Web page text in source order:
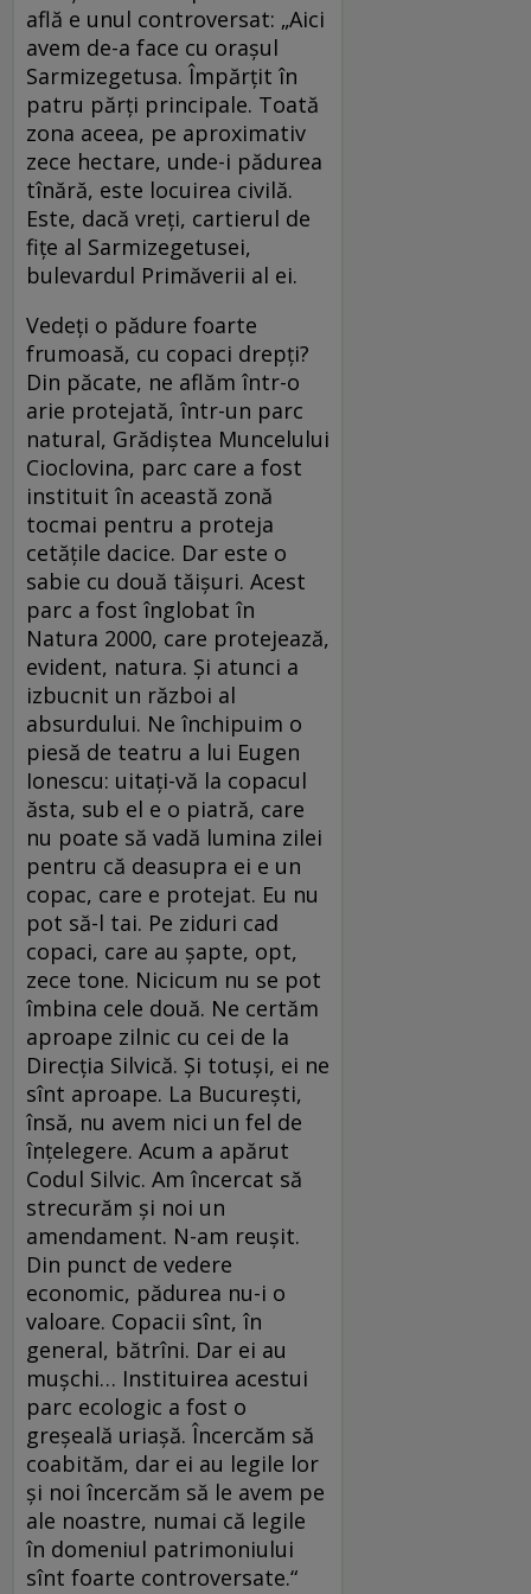
află e unul controversat: „Aici
avem de-a face cu oraşul
Sarmizegetusa. Împărţit în
patru părţi principale. Toată
zona aceea, pe aproximativ
zece hectare, unde-i pădurea
tînără, este locuirea civilă.
Este, dacă vreţi, cartierul de
fiţe al Sarmizegetusei,
bulevardul Primăverii al ei.
Vedeţi o pădure foarte
frumoasă, cu copaci drepţi?
Din păcate, ne aflăm într-o
arie protejată, într-un parc
natural, Grădiştea Muncelului
Cioclovina, parc care a fost
instituit în această zonă
tocmai pentru a proteja
cetăţile dacice. Dar este o
sabie cu două tăişuri. Acest
parc a fost înglobat în
Natura 2000, care protejează,
evident, natura. Şi atunci a
izbucnit un război al
absurdului. Ne închipuim o
piesă de teatru a lui Eugen
Ionescu: uitaţi-vă la copacul
ăsta, sub el e o piatră, care
nu poate să vadă lumina zilei
pentru că deasupra ei e un
copac, care e protejat. Eu nu
pot să-l tai. Pe ziduri cad
copaci, care au şapte, opt,
zece tone. Nicicum nu se pot
îmbina cele două. Ne certăm
aproape zilnic cu cei de la
Direcţia Silvică. Şi totuşi, ei ne
sînt aproape. La Bucureşti,
însă, nu avem nici un fel de
înţelegere. Acum a apărut
Codul Silvic. Am încercat să
strecurăm şi noi un
amendament. N-am reuşit.
Din punct de vedere
economic, pădurea nu-i o
valoare. Copacii sînt, în
general, bătrîni. Dar ei au
muşchi… Instituirea acestui
parc ecologic a fost o
greşeală uriaşă. Încercăm să
coabităm, dar ei au legile lor
şi noi încercăm să le avem pe
ale noastre, numai că legile
în domeniul patrimoniului
sînt foarte controversate.“